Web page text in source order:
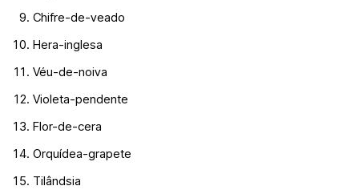
Chifre-de-veado
Hera-inglesa
Véu-de-noiva
Violeta-pendente
Flor-de-cera
Orquídea-grapete
Tilândsia